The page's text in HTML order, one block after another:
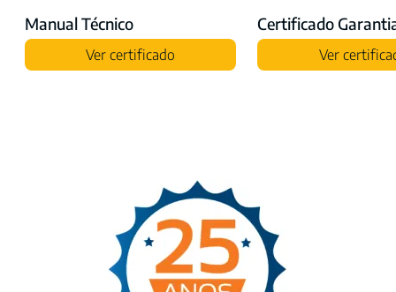
Manual Técnico
Ver certificado
Certificado
Ver